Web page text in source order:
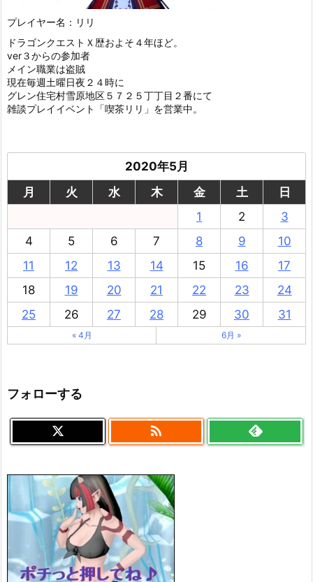
プレイヤー名：リリ
ドラゴンクエストＸ歴およそ４年ほど。
ver３からの参加者
メイン職業は盗賊
現在毎週土曜日夜２４時に
グレン住宅村雪原地区５７２５丁丁目２番にて
雑談プレイイベント「喫茶リリ」を営業中。
2020年5月
月
火 水 木 金 土
日
1
2
3
4
5 6 7 8 9
10
11
12 13 14 15 16
17
18
19 20 21 22 23
24
25
26 27 28 29 30 31
« 4月 6月 »
フォローする
